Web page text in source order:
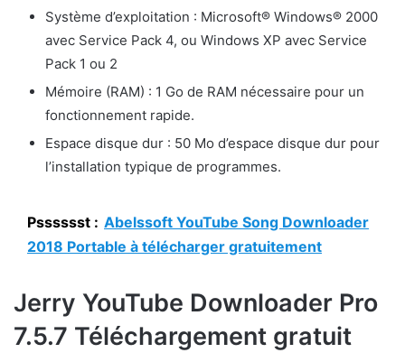
Système d’exploitation : Microsoft® Windows® 2000
avec Service Pack 4, ou Windows XP avec Service
Pack 1 ou 2
Mémoire (RAM) : 1 Go de RAM nécessaire pour un
fonctionnement rapide.
Espace disque dur : 50 Mo d’espace disque dur pour
l’installation typique de programmes.
Psssssst : Abelssoft YouTube Song Downloader
2018 Portable à télécharger gratuitement
Jerry YouTube Downloader Pro
7.5.7 Téléchargement gratuit